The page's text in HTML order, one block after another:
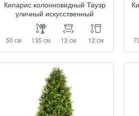
Кипарис колонновидный Тауэр
уличный искусственный
50 см 135 см 13 см 12 см